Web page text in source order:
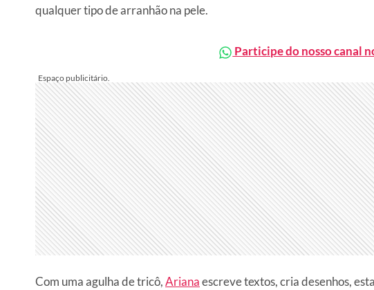
qualquer tipo de arranhão na pele.
Participe do nosso canal
Com uma agulha de tricô,Arianaescreve textos, cria desenhos,